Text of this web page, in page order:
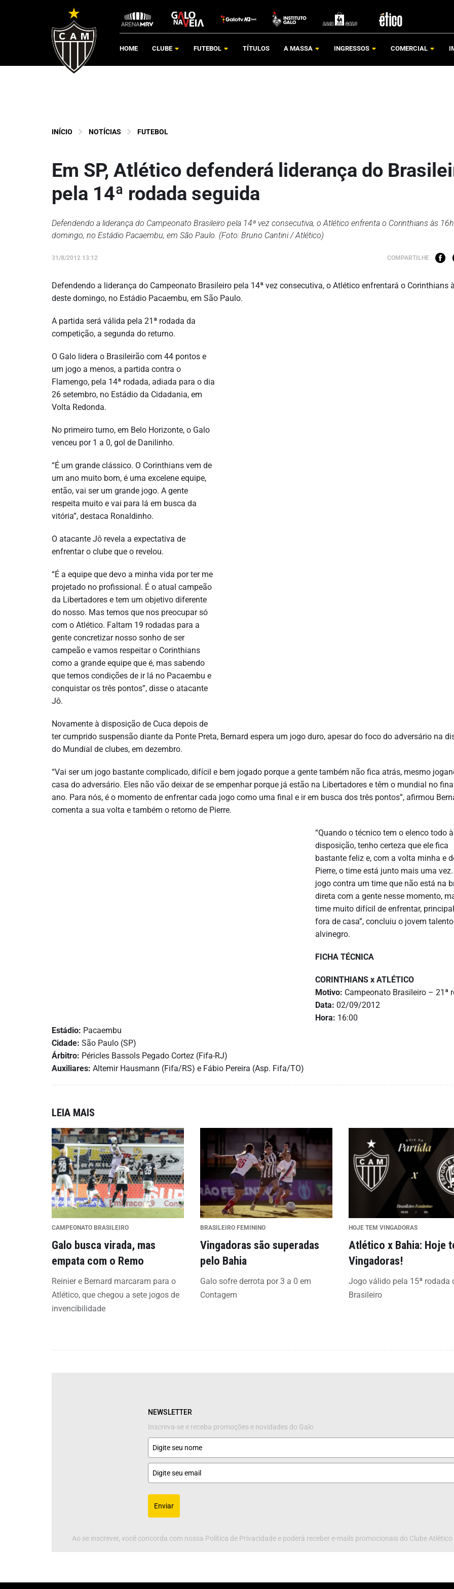
HOME CLUBE FUTEBOL TÍTULOS A MASSA INGRESSOS COMERCIAL
INÍCIO NOTÍCIAS FUTEBOL
Em SP, Atlético defenderá liderança do
pela 14ª rodada seguida
Defendendo a liderança do Campeonato Brasileiro pela 14ª vez consecutiva, o Atlético enfrenta o Corinthians às
domingo, no Estádio Pacaembu, em São Paulo. (Foto: Bruno Cantini / Atlético)
31/8/2012 13:12 COMPARTILHE
Defendendo a liderança do Campeonato Brasileiro pela 14ª vez consecutiva, o Atlético enfrentará o Corinthians
deste domingo, no Estádio Pacaembu, em São Paulo.
A partida será válida pela 21ª rodada da
competição, a segunda do returno.
O Galo lidera o Brasileirão com 44 pontos e
um jogo a menos, a partida contra o
Flamengo, pela 14ª rodada, adiada para o dia
26 setembro, no Estádio da Cidadania, em
Volta Redonda.
No primeiro turno, em Belo Horizonte, o Galo
venceu por 1 a 0, gol de Danilinho.
“É um grande clássico. O Corinthians vem de
um ano muito bom, é uma excelene equipe,
então, vai ser um grande jogo. A gente
respeita muito e vai para lá em busca da
vitória”, destaca Ronaldinho.
O atacante Jô revela a expectativa de
enfrentar o clube que o revelou.
“É a equipe que devo a minha vida por ter me
projetado no profissional. É o atual campeão
da Libertadores e tem um objetivo diferente
do nosso. Mas temos que nos preocupar só
com o Atlético. Faltam 19 rodadas para a
gente concretizar nosso sonho de ser
campeão e vamos respeitar o Corinthians
como a grande equipe que é, mas sabendo
que temos condições de ir lá no Pacaembu e
conquistar os três pontos”, disse o atacante
Jô.
Novamente à disposição de Cuca depois de
ter cumprido suspensão diante da Ponte Preta, Bernard espera um jogo duro, apesar do foco do adversário na
do Mundial de clubes, em dezembro.
“Vai ser um jogo bastante complicado, difícil e bem jogado porque a gente também não fica atrás, mesmo
casa do adversário. Eles não vão deixar de se empenhar porque já estão na Libertadores e têm o mundial no
ano. Para nós, é o momento de enfrentar cada jogo como uma final e ir em busca dos três pontos”, afirmou
comenta a sua volta e também o retorno de Pierre.
“Quando o técnico tem o elenco todo à
disposição, tenho certeza que ele fica
bastante feliz e, com a volta minha e
Pierre, o time está junto mais uma
jogo contra um time que não está na
direta com a gente nesse momento,
time muito difícil de enfrentar,
fora de casa”, concluiu o jovem talento
alvinegro.
FICHA TÉCNICA
CORINTHIANS x ATLÉTICO
Motivo: Campeonato Brasileiro – 21ª
Data: 02/09/2012
Hora: 16:00
Estádio: Pacaembu
Cidade: São Paulo (SP)
Árbitro: Péricles Bassols Pegado Cortez (Fifa-RJ)
Auxiliares: Altemir Hausmann (Fifa/RS) e Fábio Pereira (Asp. Fifa/TO)
LEIA MAIS
CAMPEONATO BRASILEIRO
Galo busca virada, mas
empata com o Remo
Reinier e Bernard marcaram para o
Atlético, que chegou a sete jogos de
invencibilidade
BRASILEIRO FEMININO
Vingadoras são superadas
pelo Bahia
Galo sofre derrota por 3 a 0 em
Contagem
HOJE TEM VINGADORAS
Atlético x Bahia: Hoje
Vingadoras!
Jogo válido pela 15ª rodada
Brasileiro
NEWSLETTER
Inscreva-se e receba promoções e novidades do Galo
Enviar
Ao se inscrever, você concorda com nossa Política de Privacidade e poderá receber e-mails promocionais do Clube Atlético